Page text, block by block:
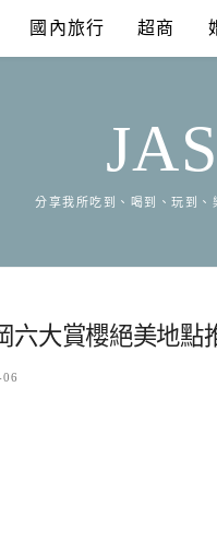
國內旅行 超商
分享我所吃到、喝到、玩到
六大賞櫻絕美地點